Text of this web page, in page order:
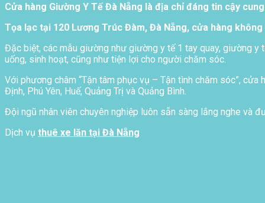
Cửa hàng Giường Y Tế Đà Nẵng là địa chỉ đáng tin cậy
Tọa lạc tại 120 Lương Trúc Đàm, Đà Nẵng, cửa hàng
Đặc biệt, các mẫu giường như giường y tế 1 tay quay, giường
uống, sinh hoạt, cũng như tiện lợi cho người chăm sóc.
Với phương châm “Tận tâm phục vụ – Tận tình chăm sóc”, cửa
Định, Phú Yên, Huế, Quảng Trị và Quảng Bình.
Đội ngũ nhân viên chuyên nghiệp luôn sẵn sàng lắng nghe và
Dịch vụ thuê xe lăn tại Đà Nẵng